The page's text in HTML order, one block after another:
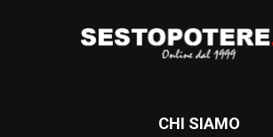
CHI SIAMO